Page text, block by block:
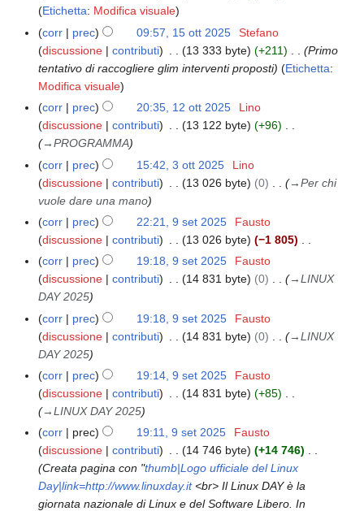
f
i
c
a
m
d
i
c
a
l
a
m
o
d
f
i
c
a
d
e
l
l
a
m
o
d
f
i
a
t
t
o
d
e
l
l
a
m
o
f
i
c
a
o
g
g
e
t
t
o
d
e
l
l
a
m
o
i
f
c
a
s
n
o
e
t
t
o
d
e
l
l
a
m
o
i
f
c
a
N
e
s
s
u
o
g
g
e
t
t
o
d
e
l
l
a
m
o
i
f
i
c
a
Etichetta: Modifica visuale
corr
prec 09:57, 15 ott 2025
Stefano
discussione
contributi 13 333 byte +211
Primo
tentativo di raccogliere glim interventi proposti
Etichetta:
Modifica visuale
1
corr prec 20:35, 12 ott 2025
Lino
discussione
contributi 13 122 byte
+96
→PROGRAMMA
3
corr prec 15:42, 3 ott 2025
Lino
discussione
contributi 13 026 byte 0 →Per chi
vuole dare una mano
9
e
corr prec 22:21, 9 set 2025
Fausto
discussione
contributi 13 026 byte
−1 805
N
e
s
u
n
g
g
e
t
t
o
d
e
corr prec 19:18, 9 set 2025
Fausto
discussione
contributi 14 831 byte 0 →LINUX
DAY 2025
corr
prec 19:18, 9 set 2025
Fausto
discussione
contributi 14 831 byte 0 →LINUX
DAY 2025
corr
prec 19:14, 9 set 2025
Fausto
discussione
contributi 14 831 byte
+85
→LINUX DAY 2025
corr
prec 19:11, 9 set 2025
Fausto
discussione
contributi 14 746 byte
+14 746
Creata pagina con "thumb|Logo ufficiale del Linux
Day|link=http://www.linuxday.it<br> Il Linux DAY è la
giornata nazionale di Linux e del Software Libero. In